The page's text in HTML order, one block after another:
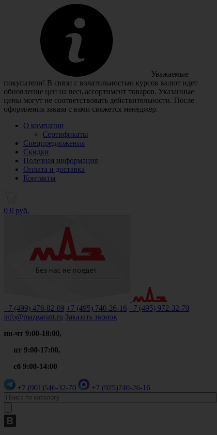
Уважаемые
покупатели! В связи с волатильностью курсов валют идет
обновление цен на весь ассортимент товаров. Указанные
цены могут не соответствовать действительности. После
оформления заказа с вами свяжется менеджер.
О компании
Сертификаты
Спецпредложения
Скидки
Полезная информация
Оплата и доставка
Контакты
0 0 руб.
+7 (499) 476-82-09 +7 (495) 740-26-16 +7 (495) 972-32-70
info@mazgarant.ru Заказать звонок
пн-чт 9:00-18:00,
пт 9:00-17:00,
сб 9:00-14:00
+7 (901)546-32-70 +7 (925)740-26-16